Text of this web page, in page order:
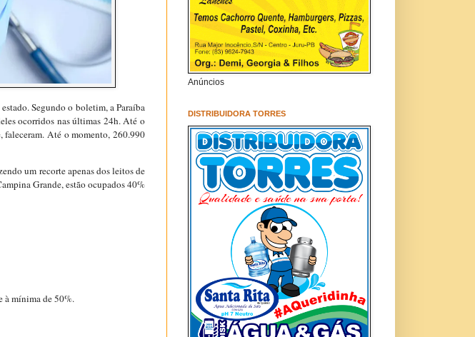
Segundo o boletim, a Paraíba
ocorridos nas últimas 24h. Até o
faleceram. Até o momento, 260.990
um recorte apenas dos leitos de
Grande, estão ocupados 40%
à mínima de 50%.
Anúncios
DISTRIBUIDORA TORRES